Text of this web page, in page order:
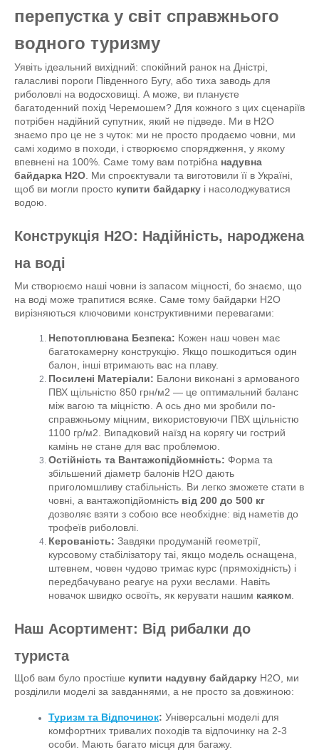
перепустка у світ справжнього
водного туризму
Уявіть ідеальний вихідний: спокійний ранок на Дністрі,
галасливі пороги Південного Бугу, або тиха заводь для
риболовлі на водосховищі. А може, ви плануєте
багатоденний похід Черемошем? Для кожного з цих сценаріїв
потрібен надійний супутник, який не підведе. Ми в H2O
знаємо про це не з чуток: ми не просто продаємо човни, ми
самі ходимо в походи, і створюємо спорядження, у якому
впевнені на 100%. Саме тому вам потрібна надувна
байдарка H2O. Ми спроєктували та виготовили її в Україні,
щоб ви могли просто купити байдарку і насолоджуватися
водою.
Конструкція H2O: Надійність, народжена
на воді
Ми створюємо наші човни із запасом міцності, бо знаємо, що
на воді може трапитися всяке. Саме тому байдарки H2O
вирізняються ключовими конструктивними перевагами:
Непотоплювана Безпека: Кожен наш човен має
багатокамерну конструкцію. Якщо пошкодиться один
балон, інші втримають вас на плаву.
Посилені Матеріали: Балони виконані з армованого
ПВХ щільністю 850 грн/м2 — це оптимальний баланс
між вагою та міцністю. А ось дно ми зробили по-
справжньому міцним, використовуючи ПВХ щільністю
1100 гр/м2. Випадковий наїзд на корягу чи гострий
камінь не стане для вас проблемою.
Остійність та Вантажопідйомність: Форма та
збільшений діаметр балонів H2O дають
приголомшливу стабільність. Ви легко зможете стати в
човні, а вантажопідйомність від 200 до 500 кг
дозволяє взяти з собою все необхідне: від наметів до
трофеїв риболовлі.
Керованість: Завдяки продуманій геометрії,
курсовому стабілізатору таі, якщо модель оснащена,
штевнем, човен чудово тримає курс (прямохідність) і
передбачувано реагує на рухи веслами. Навіть
новачок швидко освоїть, як керувати нашим каяком
Наш Асортимент: Від рибалки до
туриста
Щоб вам було простіше купити надувну байдарку H2O, ми
розділили моделі за завданнями, а не просто за довжиною:
Туризм та Відпочинок: Універсальні моделі для
комфортних тривалих походів та відпочинку на 2-3
особи. Мають багато місця для багажу.